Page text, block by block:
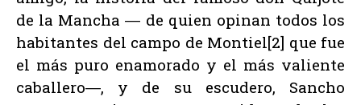
de la Mancha ― de quien opinan todos los
habitantes del campo de Montiel[2] que fue
el más puro enamorado y el más valiente
caballero―, y de su escudero, Sancho